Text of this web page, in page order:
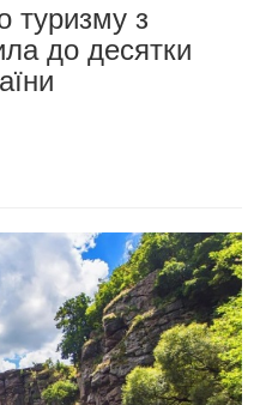
туризму з
до десятки